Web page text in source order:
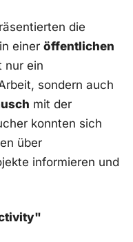
die
einer öffentlichen
nur ein
sondern auch
mit der
konnten sich‌
über
informieren und